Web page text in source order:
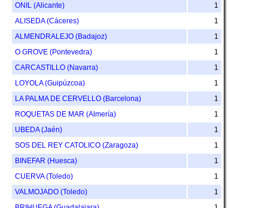
ONIL (Alicante)
1
ALISEDA (Cáceres)
1
ALMENDRALEJO (Badajoz)
1
O GROVE (Pontevedra)
1
CARCASTILLO (Navarra)
1
LOYOLA (Guipúzcoa)
1
LA PALMA DE CERVELLO (Barcelona)
1
ROQUETAS DE MAR (Almería)
1
UBEDA (Jaén)
1
SOS DEL REY CATOLICO (Zaragoza)
1
BINEFAR (Huesca)
1
CUERVA (Toledo)
1
VALMOJADO (Toledo)
1